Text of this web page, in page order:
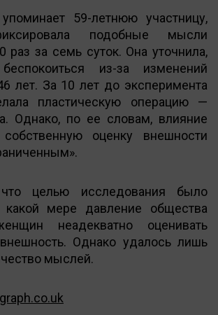
59-летнюю участницу,
подобные мысли
раз за семь суток. Она уточнила,
из-за изменений
лет. За 10 лет до эксперимента
пластическую операцию —
Однако, по ее словам, влияние
оценку внешности
целью исследования было
какой мере давление общества
неадекватно оценивать
Однако удалось лишь
мыслей.